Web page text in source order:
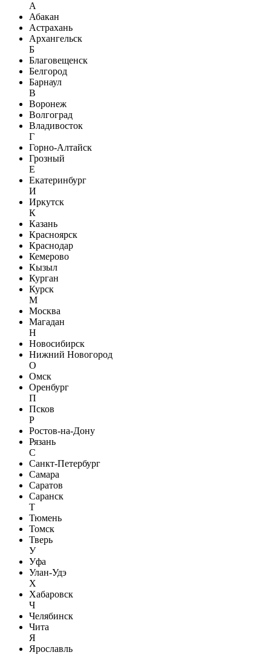
А
Абакан
Астрахань
Архангельск
Б
Благовещенск
Белгород
Барнаул
В
Воронеж
Волгоград
Владивосток
Г
Горно-Алтайск
Грозный
Е
Екатеринбург
И
Иркутск
К
Казань
Красноярск
Краснодар
Кемерово
Кызыл
Курган
Курск
М
Москва
Магадан
Н
Новосибирск
Нижний Новогород
О
Омск
Оренбург
П
Псков
Р
Ростов-на-Дону
Рязань
С
Санкт-Петербург
Самара
Саратов
Саранск
Т
Тюмень
Томск
Тверь
У
Уфа
Улан-Удэ
Х
Хабаровск
Ч
Челябинск
Чита
Я
Ярославль